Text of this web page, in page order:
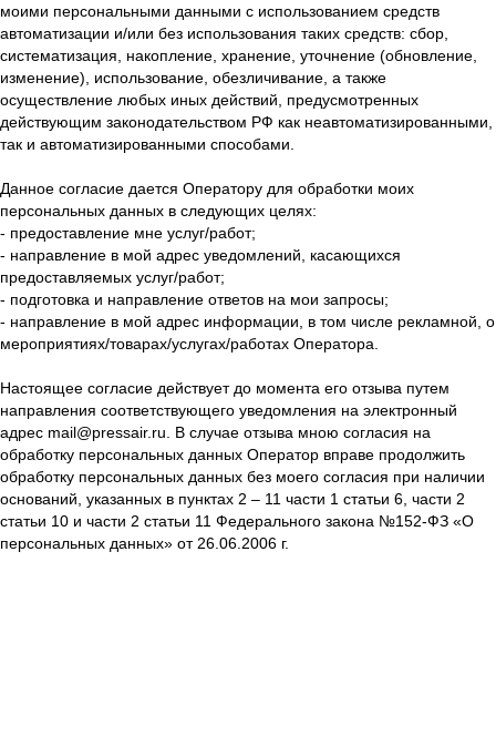
моими персональными данными с использованием средств
автоматизации и/или без использования таких средств: сбор,
систематизация, накопление, хранение, уточнение (обновление,
изменение), использование, обезличивание, а также
осуществление любых иных действий, предусмотренных
действующим законодательством РФ как неавтоматизированными,
так и автоматизированными способами.
Данное согласие дается Оператору для обработки моих
персональных данных в следующих целях:
- предоставление мне услуг/работ;
- направление в мой адрес уведомлений, касающихся
предоставляемых услуг/работ;
- подготовка и направление ответов на мои запросы;
- направление в мой адрес информации, в том числе рекламной, о
мероприятиях/товарах/услугах/работах Оператора.
Настоящее согласие действует до момента его отзыва путем
направления соответствующего уведомления на электронный
адрес mail@pressair.ru. В случае отзыва мною согласия на
обработку персональных данных Оператор вправе продолжить
обработку персональных данных без моего согласия при наличии
оснований, указанных в пунктах 2 – 11 части 1 статьи 6, части 2
статьи 10 и части 2 статьи 11 Федерального закона №152-ФЗ «О
персональных данных» от 26.06.2006 г.